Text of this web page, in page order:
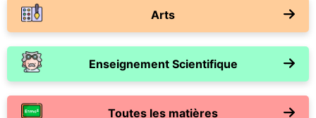
Arts
Enseignement Scientifique
Toutes les matières